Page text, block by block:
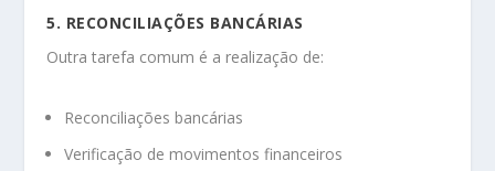
5. RECONCILIAÇÕES BANCÁRIAS
Outra tarefa comum é a realização de:
Reconciliações bancárias
Verificação de movimentos financeiros